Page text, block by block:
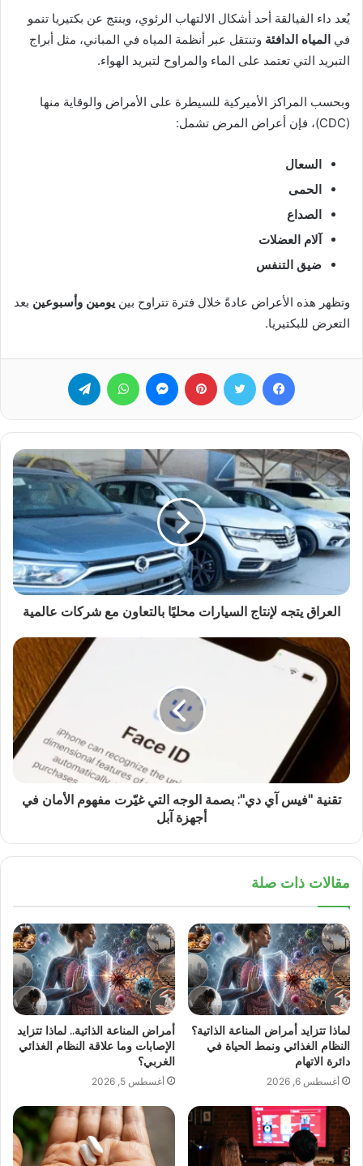
يُعد داء الفيالقة أحد أشكال الالتهاب الرئوي، وينتج عن بكتيريا تنمو
في المياه الدافئة وتنتقل عبر أنظمة المياه في المباني، مثل أبراج
التبريد التي تعتمد على الماء والمراوح لتبريد الهواء.
وبحسب المراكز الأميركية للسيطرة على الأمراض والوقاية منها
(CDC)، فإن أعراض المرض تشمل:
السعال
الحمى
الصداع
آلام العضلات
ضيق التنفس
وتظهر هذه الأعراض عادةً خلال فترة تتراوح بين يومين وأسبوعين بعد
التعرض للبكتيريا.
فيسبوك تويتر بينتيريست ماسنجر واتساب
العراق يتجه لإنتاج السيارات محليًا بالتعاون مع شركات عالمية
تقنية "فيس آي دي": بصمة الوجه التي غيّرت مفهوم الأمان في
أجهزة آبل
مقالات ذات صلة
لماذا تتزايد أمراض المناعة الذاتية؟
النظام الغذائي ونمط الحياة في
دائرة الاتهام
أغسطس 6, 2026
أمراض المناعة الذاتية.. لماذا تتزايد
الإصابات وما علاقة النظام الغذائي
الغربي؟
أغسطس 5, 2026